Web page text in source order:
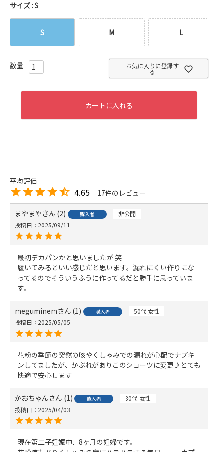
サイズ S
S M L
お気に入りに登録す
る
カートに入れる
4.65 17
まやまや 2 購入者
非公開
投稿日
2025/09/11
最初デカパンかと思いましたが 笑
履いてみるといい感じだと思います。漏れにくい作りにな
ってるのでそういうふうに作ってるだと勝手に思っていま
す。
meguminem 1 購入者 50代 女性
投稿日
2025/05/05
花粉の季節の突然の咳やくしゃみでの漏れが心配でナプキ
ンしてましたが、かぶれがありこのショーツに変更♪とても
快適で安心します
かおちゃん 1 購入者 30代 女性
投稿日
2025/04/03
現在第二子妊娠中、8ヶ月の妊婦です。